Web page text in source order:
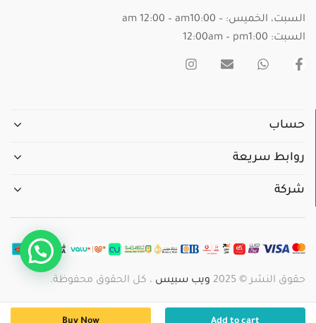
السبت، الخميس: – am 12:00 – am10:00
السبت: 12:00am – pm1:00
حساب
روابط سريعة
شركة
حقوق النشر © 2025 ويب سبيس ، كل الحقوق محفوظة.